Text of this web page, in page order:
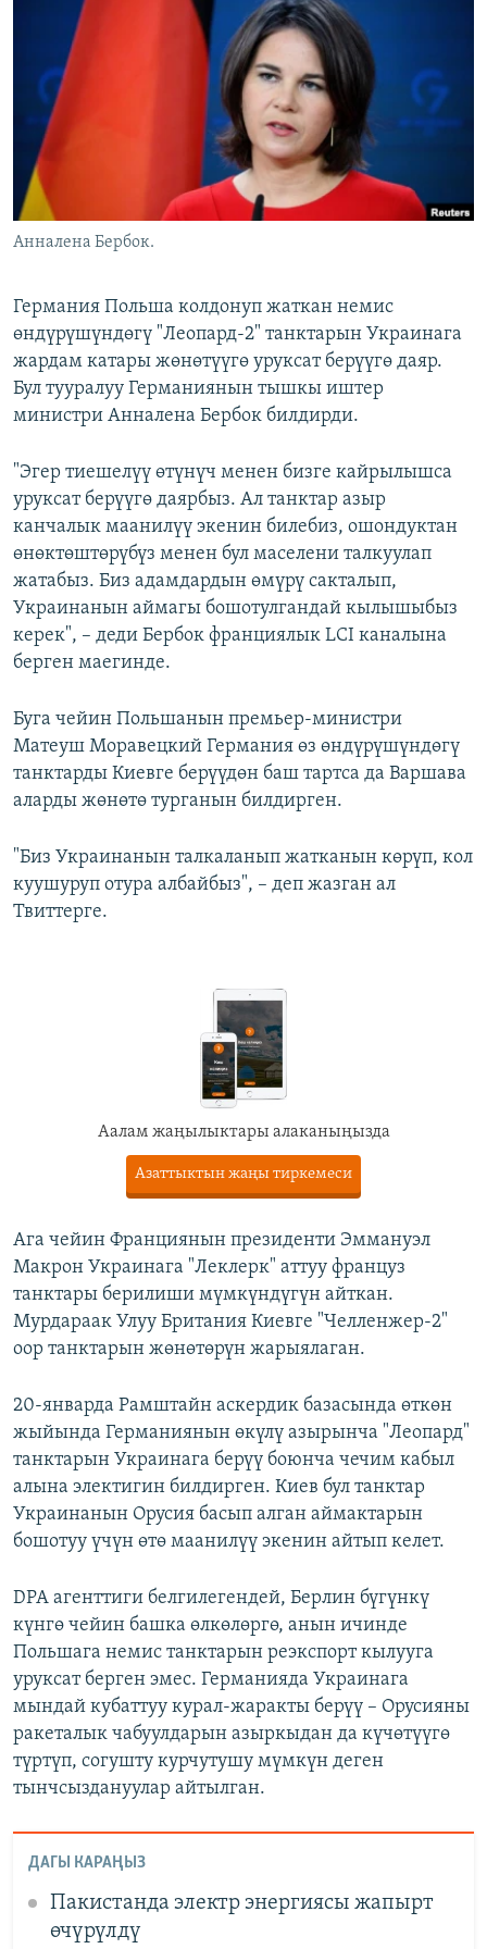
ЭЖЕ-СИҢДИЛЕР
АЗАТТЫК+
ЫҢГАЙСЫЗ СУРООЛОР
ОНЛАЙН ШЕРИНЕ
ЭЕ/АРнун бардык сайттары
Анналена Бербок.
Германия Польша колдонуп жаткан немис
өндүрүшүндөгү "Леопард-2" танктарын Украинага
жардам катары жөнөтүүгө уруксат берүүгө даяр.
Бул тууралуу Германиянын тышкы иштер
министри Анналена Бербок билдирди.
"Эгер тиешелүү өтүнүч менен бизге кайрылышса
уруксат берүүгө даярбыз. Ал танктар азыр
канчалык маанилүү экенин билебиз, ошондуктан
өнөктөштөрүбүз менен бул маселени талкуулап
жатабыз. Биз адамдардын өмүрү сакталып,
Украинанын аймагы бошотулгандай кылышыбыз
керек", – деди Бербок франциялык LCI каналына
берген маегинде.
Буга чейин Польшанын премьер-министри
Матеуш Моравецкий Германия өз өндүрүшүндөгү
танктарды Киевге берүүдөн баш тартса да Варшава
аларды жөнөтө турганын билдирген.
"Биз Украинанын талкаланып жатканын көрүп, кол
куушуруп отура албайбыз", – деп жазган ал
Твиттерге.
Аалам жаңылыктары алаканыңызда
Азаттыктын жаңы тиркемеси
Ага чейин Франциянын президенти Эммануэл
Макрон Украинага "Леклерк" аттуу француз
танктары берилиши мүмкүндүгүн айткан.
Мурдараак Улуу Британия Киевге "Челленжер-2"
оор танктарын жөнөтөрүн жарыялаган.
20-январда Рамштайн аскердик базасында өткөн
жыйында Германиянын өкүлү азырынча "Леопард"
танктарын Украинага берүү боюнча чечим кабыл
алына электигин билдирген. Киев бул танктар
Украинанын Орусия басып алган аймактарын
бошотуу үчүн өтө маанилүү экенин айтып келет.
DPA агенттиги белгилегендей, Берлин бүгүнкү
күнгө чейин башка өлкөлөргө, анын ичинде
Польшага немис танктарын реэкспорт кылууга
уруксат берген эмес. Германияда Украинага
мындай кубаттуу курал-жаракты берүү – Орусияны
ракеталык чабуулдарын азыркыдан да күчөтүүгө
түртүп, согушту курчутушу мүмкүн деген
тынчсыздануулар айтылган.
ДАГЫ КАРАҢЫЗ
Пакистанда электр энергиясы жапырт
өчүрүлдү